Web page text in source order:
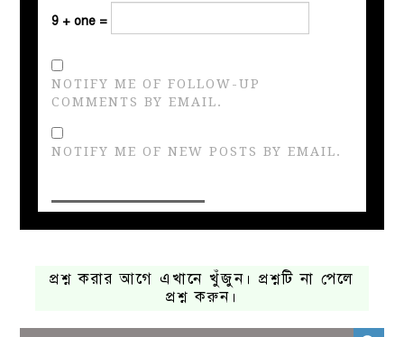
9 + one =
NOTIFY ME OF FOLLOW-UP
COMMENTS BY EMAIL.
NOTIFY ME OF NEW POSTS BY EMAIL.
প্রশ্ন করার আগে এখানে খুঁজুন। প্রশ্নটি না পেলে
প্রশ্ন করুন।